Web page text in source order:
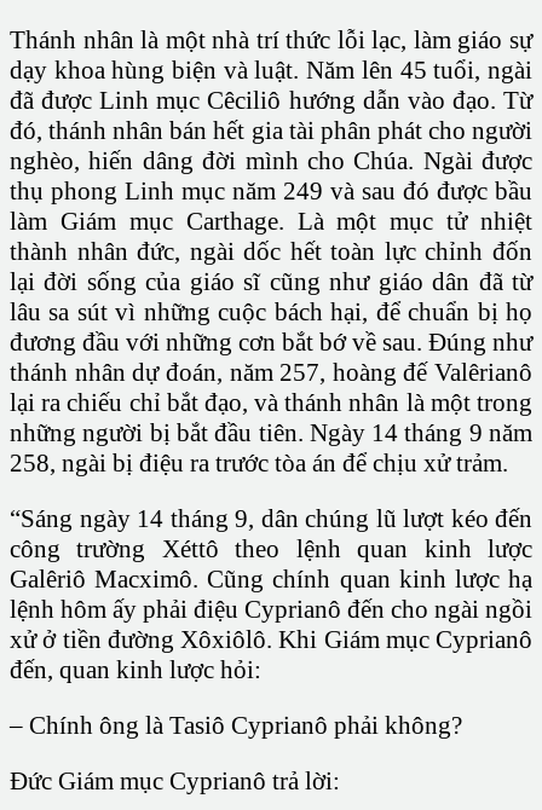
Thánh nhân là một nhà trí thức lỗi lạc, làm giáo sự
dạy khoa hùng biện và luật. Năm lên 45 tuổi, ngài
đã được Linh mục Cêciliô hướng dẫn vào đạo. Từ
đó, thánh nhân bán hết gia tài phân phát cho người
nghèo, hiến dâng đời mình cho Chúa. Ngài được
thụ phong Linh mục năm 249 và sau đó được bầu
làm Giám mục Carthage. Là một mục tử nhiệt
thành nhân đức, ngài dốc hết toàn lực chỉnh đốn
lại đời sống của giáo sĩ cũng như giáo dân đã từ
lâu sa sút vì những cuộc bách hại, để chuẩn bị họ
đương đầu với những cơn bắt bớ về sau. Đúng như
thánh nhân dự đoán, năm 257, hoàng đế Valêrianô
lại ra chiếu chỉ bắt đạo, và thánh nhân là một trong
những người bị bắt đầu tiên. Ngày 14 tháng 9 năm
258, ngài bị điệu ra trước tòa án để chịu xử trảm.
“Sáng ngày 14 tháng 9, dân chúng lũ lượt kéo đến
công trường Xéttô theo lệnh quan kinh lược
Galêriô Macximô. Cũng chính quan kinh lược hạ
lệnh hôm ấy phải điệu Cyprianô đến cho ngài ngồi
xử ở tiền đường Xôxiôlô. Khi Giám mục Cyprianô
đến, quan kinh lược hỏi:
– Chính ông là Tasiô Cyprianô phải không?
Đức Giám mục Cyprianô trả lời: